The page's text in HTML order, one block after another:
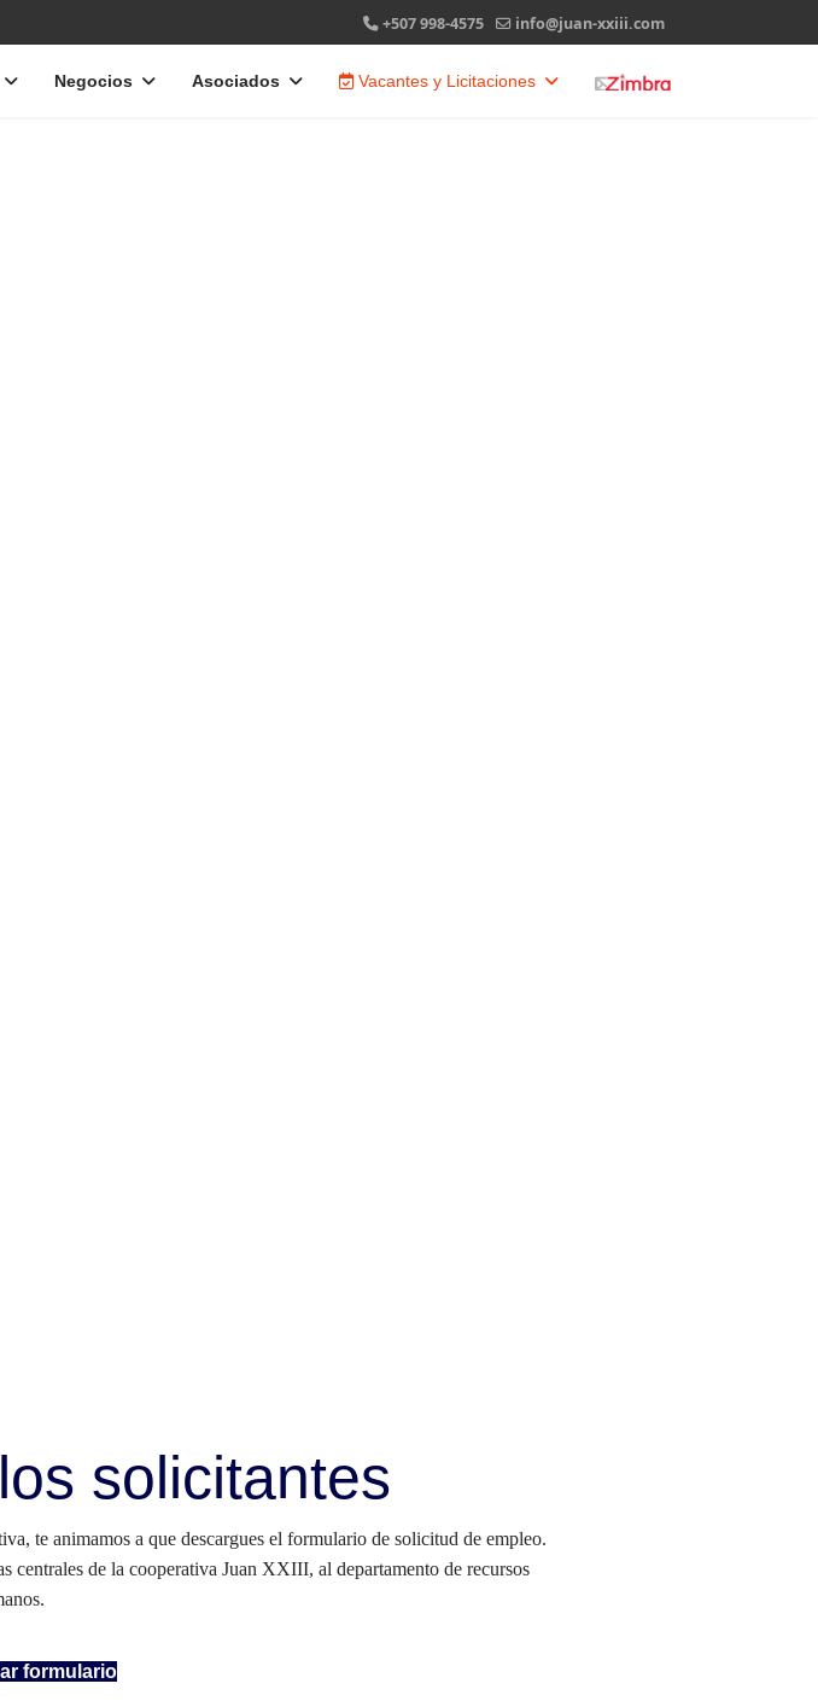
+507 998-4575 info@juan-xxiii.com
Negocios Asociados Vacantes y Licitaciones
solicitantes
te animamos a que descargues el formulario de solicitud de empleo.
centrales de la cooperativa Juan XXIII, al departamento de recursos
formulario